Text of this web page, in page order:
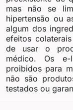
mas não se
hipertensão ou
algum dos
efeitos
de usar o
médico. Os e-
proibidos para
não são
testados ou